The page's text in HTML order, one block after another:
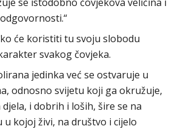
će koristiti tu svoju slobodu
svakog čovjeka.
jedinka već se ostvaruje u
odnosno svijetu koji ga okružuje,
i dobrih i loših, šire se na
u kojoj živi, na društvo i cijelo